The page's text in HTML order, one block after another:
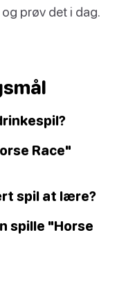
prøv det i dag.
Race"
spil at lære?
spille "Horse